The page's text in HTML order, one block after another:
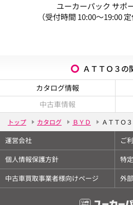
ユーカーパック サポ
（受付時間 10:00～19:00
ＡＴＴＯ３の
カタログ情報
中古車情報
トップ カタログ ＢＹＤ ＡＴＴＯ３
運営会社
ご
個人情報保護方針
特
中古車買取事業者様向けページ
外